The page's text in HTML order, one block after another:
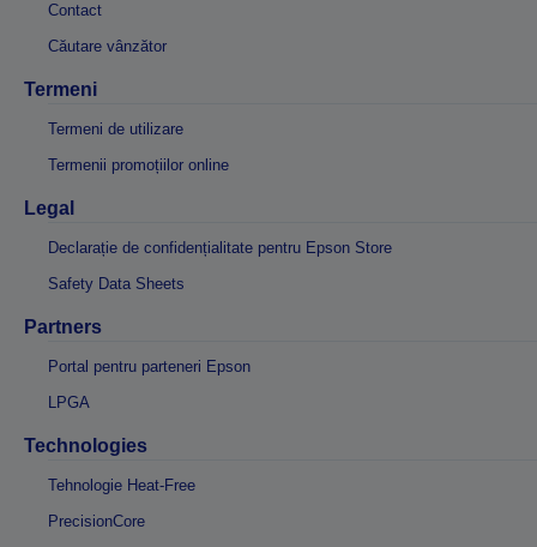
Contact
Căutare vânzător
Termeni
Termeni de utilizare
Termenii promoțiilor online
Legal
Declarație de confidențialitate pentru Epson Store
Safety Data Sheets
Partners
Portal pentru parteneri Epson
LPGA
Technologies
Tehnologie Heat-Free
PrecisionCore